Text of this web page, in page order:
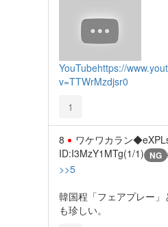
YouTubehttps://
v=TTWrMzdjsr0
1
8 ワケワカラン
ID:I3MzY1MTg(1/1) NG
>>5
韓国程「フェアプレー
も珍しい。